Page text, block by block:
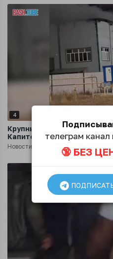
4
Крупный пожар вспыхнул на
Капитоновка в Якутии
Новости 1 год назад
телеграм
🔞 БЕЗ